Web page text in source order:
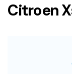
Citroen